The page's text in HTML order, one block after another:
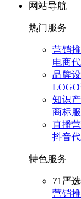
网站导航
热门服务
营销
电商
品牌
知识
商标
直播
抖音
特色服务
71严选
营销